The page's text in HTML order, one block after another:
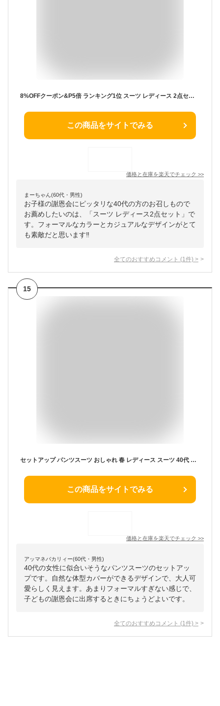
8%OFFクーポン&P5倍 ランキング1位 スーツ レディース 2点セット セレモニー お宮参り 母の日 七五三 レディース フォーマル スーツ 結婚式 披露宴 お呼ばれ 入学式 卒業式 謝恩会 ママ ミセス 母親 20代 30代 40代 50代 シャンタン お洒落 着やせ 服装
この商品をサイトでみる
価格と在庫を楽天でチェック >>
まーちゃん(60代・男性)
お子様の謝恩会にピッタリな40代の方のお召しもので
お薦めしたいのは、「スーツ レディース2点セット」で
す。フォーマルなカラーとカジュアルなデザインがとて
も素敵だと思います‼️
全てのおすすめコメント (1 件) >
15
セットアップ パンツスーツ おしゃれ 春 レディース スーツ 40代 ママ 母親 入学式 卒業式 上下セット フォーマル 春夏 秋 スーツセット レース トップス＆パンツ 2点セット 通勤 オフィス 事務服 カジュアル お呼ばれ 結婚式 二次会 謝恩会 ブラック 黒 グレー
この商品をサイトでみる
価格と在庫を楽天でチェック >>
アッマネバカリィー(60代・男性)
40代の女性に似合いそうなパンツスーツのセットアッ
プです。自然な体型カバーができるデザインで、大人可
愛らしく見えます。あまりフォーマルすぎない感じで、
子どもの謝恩会に出席するときにちょうどよいです。
全てのおすすめコメント (1 件) >